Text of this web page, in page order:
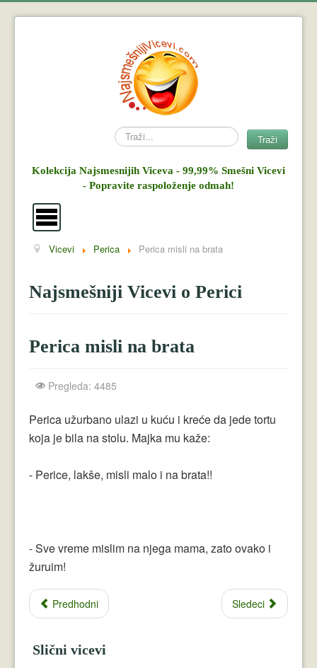
Search Traži
Kolekcija Najsmesnijih Viceva - 99,99% Smešni Vicevi
- Popravite raspoloženje odmah!
Vicevi
Mujo i Haso
Perica
Piroćanci
Vicevi Perica Perica misli na brata
Najsmešniji Vicevi o Perici
Perica misli na brata
Pregleda: 4485
Perica užurbano ulazi u kuću i kreće da jede tortu
koja je bila na stolu. Majka mu kaže:
- Perice, lakše, misli malo i na brata!!
- Sve vreme mislim na njega mama, zato ovako i
žuruim!
Predhodni Sledeci
Slični vicevi